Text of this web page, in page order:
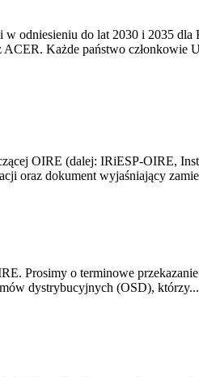
w odniesieniu do lat 2030 i 2035 dla
Każde państwo członkowie
OIRE (dalej: IRiESP-OIRE,
oraz dokument wyjaśniający
Prosimy o terminowe
dystrybucyjnych (OSD), którzy...